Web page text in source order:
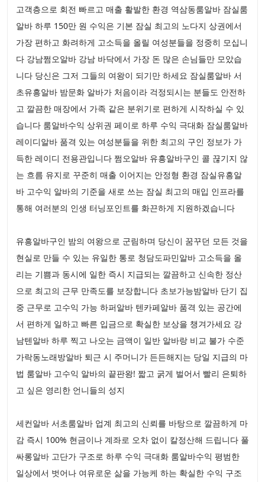
고객층으로 회전 빠르고 매출 활발한 환경 역삼동룸알바 잠실룸
알바 하루 150만 원 수익은 기본 잠실 최고의 노다지 상권에서
가장 편하고 화려하게 고소득을 올릴 여성분들을 정중히 모십니
다 강남쩜오알바 강남 바닥에서 가장 돈 많은 손님들만 모았습
니다 당신은 그저 그들의 여왕이 되기만 하세요 잠실룸알바 서
초유흥알바 밤문화 알바가 처음이라 걱정되시는 분들도 안전하
고 깔끔한 매장에서 가족 같은 분위기로 편하게 시작하실 수 있
습니다 룸알바수익 상위권 페이로 하루 수익 극대화 잠실룸알바
레이디알바 품격 있는 여성분들을 위한 최고의 구인 정보가 가
득한 레이디 전용관입니다 쩜오알바 유흥알바구인 콜 끊기지 않
는 흐름 유지로 꾸준히 매출 이어지는 안정형 환경 잠실유흥알
바 고수익 알바의 기준을 새로 쓰는 잠실 최고의 매입 인프라를
통해 여러분의 인생 터닝포인트를 화끈하게 지원하겠습니다
유흥알바구인 밤의 여왕으로 군림하며 당신이 꿈꾸던 모든 것을
현실로 만들 수 있는 유일한 통로 청담도파민알바 고소득을 올
리는 기쁨과 동시에 일한 즉시 지급되는 깔끔하고 신속한 정산
으로 최고의 근무 만족도를 보장합니다 초보가능밤알바 단기 집
중 근무로 고수익 가능 하퍼알바 텐카페알바 품격 있는 공간에
서 편하게 일하고 빠른 입금으로 확실한 보상을 챙겨가세요 강
남텐알바 하루 찍고 나오는 금액이 일반 알바랑 비교 불가 수준
가락동노래방알바 퇴근 시 주머니가 든든해지는 당일 지급의 마
법 룸알바 고수익 알바의 끝판왕! 짧고 굵게 벌어서 빨리 은퇴하
고 싶은 영리한 언니들의 성지
세컨알바 서초룸알바 업계 최고의 신뢰를 바탕으로 깔끔하게 마
감 즉시 100% 현금이나 계좌로 오차 없이 칼정산해 드립니다 풀
싸롱알바 고단가 구조로 하루 수익 극대화 룸알바수익 평범한
일상에서 벗어나 여유로운 삶을 가능케 하는 확실한 수익 구조